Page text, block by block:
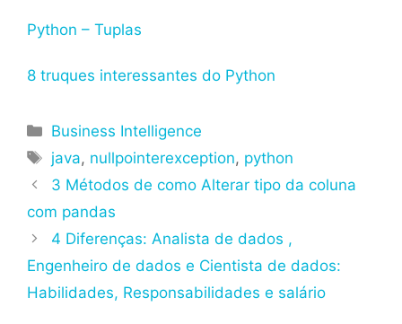
Python – Tuplas
8 truques interessantes do Python
Categorias
Business Intelligence
Tags
java, nullpointerexception, python
3 Métodos de como Alterar tipo da coluna
com pandas
4 Diferenças: Analista de dados ,
Engenheiro de dados e Cientista de dados:
Habilidades, Responsabilidades e salário